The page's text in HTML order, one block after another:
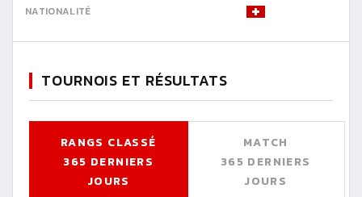
NATIONALITÉ
TOURNOIS ET RÉSULTATS
RANGS CLASSÉ
365 DERNIERS
JOURS
MATCH
365 DERNIERS
JOURS